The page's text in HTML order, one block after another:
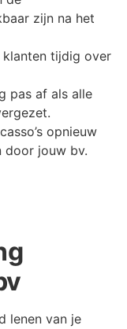
zijn na het
klanten tijdig over
pas af als alle
opnieuw
door jouw bv.
lenen van je